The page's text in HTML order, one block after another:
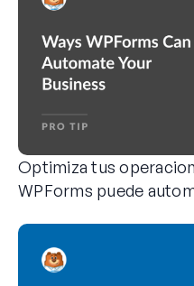
Optimiza tus
WPForms puede